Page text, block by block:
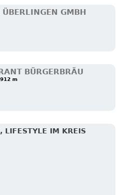
ÜBERLINGEN GMBH
BÜRGERBRÄU
m
LIFESTYLE IM KREIS